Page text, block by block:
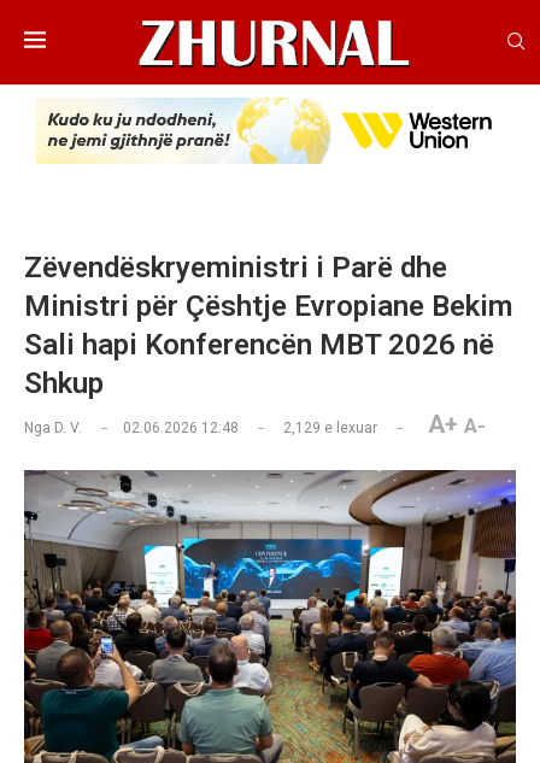
Zëvendëskryeministri i Parë dhe
Ministri për Çështje Evropiane Bekim
Sali hapi Konferencën MBT 2026 në
Shkup
Nga D. V. 02.06.2026 12:48 2,129 e lexuar A+ A-